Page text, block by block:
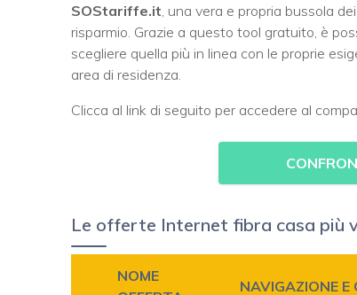
SOStariffe.it, una vera e propria bussola
risparmio. Grazie a questo tool gratuito, è
scegliere quella più in linea con le proprie
area di residenza.
Clicca al link di seguito per accedere al
Le offerte Internet fibra casa più
NOME
NAVIGAZIONE E